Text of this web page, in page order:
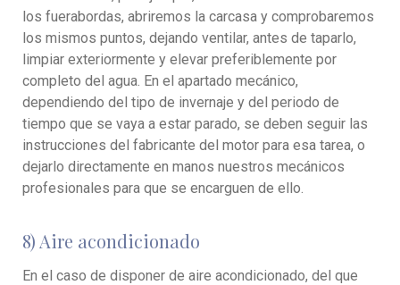
los fuerabordas, abriremos la carcasa y comprobaremos
los mismos puntos, dejando ventilar, antes de taparlo,
limpiar exteriormente y elevar preferiblemente por
completo del agua. En el apartado mecánico,
dependiendo del tipo de invernaje y del periodo de
tiempo que se vaya a estar parado, se deben seguir las
instrucciones del fabricante del motor para esa tarea, o
dejarlo directamente en manos nuestros mecánicos
profesionales para que se encarguen de ello.
8) Aire acondicionado
En el caso de disponer de aire acondicionado, del que